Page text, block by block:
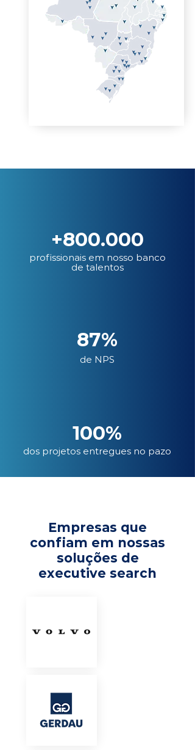
+800.000
profissionais em nosso banco
de talentos
87%
de NPS
100%
dos projetos entregues no pazo
Empresas que
confiam em nossas
soluções de
executive search